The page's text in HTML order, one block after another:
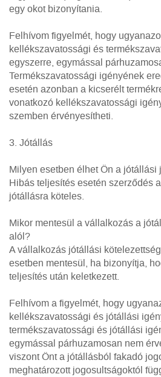
egy okot bizonyítania.
Felhívom figyelmét, hogy
kellékszavatossági és
egyszerre, egymással
Termékszavatossági igényének
esetén azonban a kicserélt
vonatkozó kellékszavatossági
szemben érvényesítheti.
3. Jótállás
Milyen esetben élhet Ön a jótállási
Hibás teljesítés esetén szerződés
jótállásra köteles.
Mikor mentesül a vállalkozás a
alól?
A vállalkozás jótállási
esetben mentesül, ha bizonyítja,
teljesítés után keletkezett.
Felhívom a figyelmét, hogy
kellékszavatossági és jótállási
termékszavatossági és jótállási
egymással párhuzamosan nem
viszont Önt a jótállásból fakadó
meghatározott jogosultságoktól